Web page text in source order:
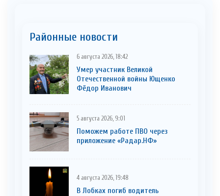
Районные новости
6 августа 2026, 18:42
Умер участник Великой
Отечественной войны Ющенко
Фёдор Иванович
5 августа 2026, 9:01
Поможем работе ПВО через
приложение «Радар.НФ»
4 августа 2026, 19:48
В Лобках погиб водитель